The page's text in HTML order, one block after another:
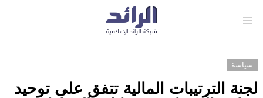
سياسة
لجنة الترتيبات المالية تتفق على توحيد